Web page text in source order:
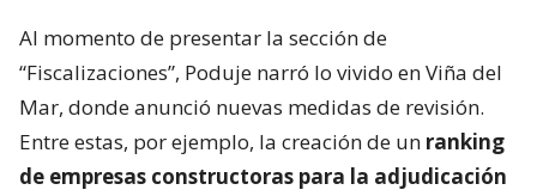
Al momento de presentar la sección de
“Fiscalizaciones”, Poduje narró lo vivido en Viña del
Mar, donde anunció nuevas medidas de revisión.
Entre estas, por ejemplo, la creación de un ranking
de empresas constructoras para la adjudicación